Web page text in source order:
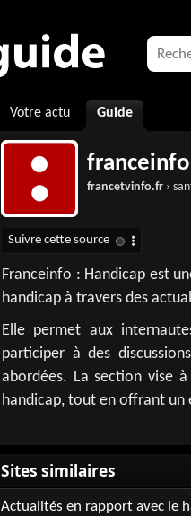
Votre actu Guide
francetvinfo.fr ›
Franceinfo : Handicap est
handicap à travers des
Elle permet aux
participer à des
abordées. La section vise
handicap, tout en offrant un
Actualités en rapport avec le